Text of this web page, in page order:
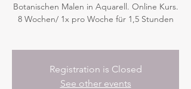
Botanischen Malen in Aquarell. Online Kurs.
8 Wochen/ 1x pro Woche für 1,5 Stunden
Registration is Closed
See other events